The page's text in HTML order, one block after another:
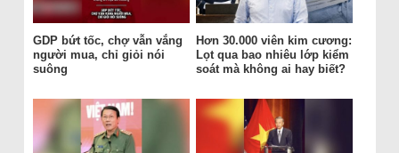
GDP bứt tốc, chợ vẫn vắng
người mua, chỉ giỏi nói
suông
Hơn 30.000 viên kim cương:
Lọt qua bao nhiêu lớp kiểm
soát mà không ai hay biết?